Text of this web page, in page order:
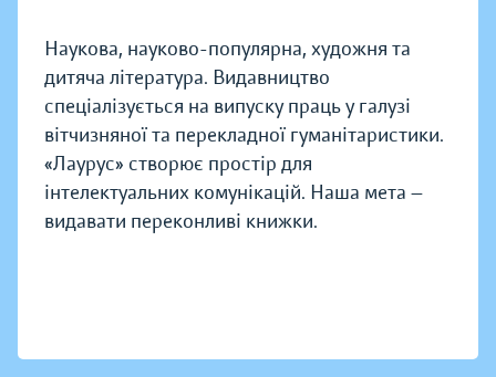
Наукова, науково-популярна, художня та
дитяча література. Видавництво
спеціалізується на випуску праць у галузі
вітчизняної та перекладної гуманітаристики.
«Лаурус» створює простір для
інтелектуальних комунікацій. Наша мета —
видавати переконливі книжки.